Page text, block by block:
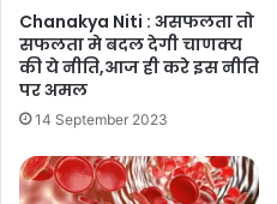
Chanakya Niti : असफलता तो
सफलता मे बदल देगी चाणक्य
की ये नीति,आज ही करे इस नीति
पर अमल
14 September 2023